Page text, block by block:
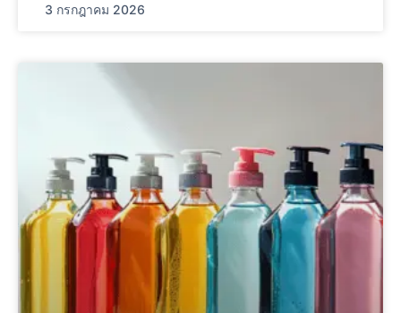
3 กรกฎาคม 2026